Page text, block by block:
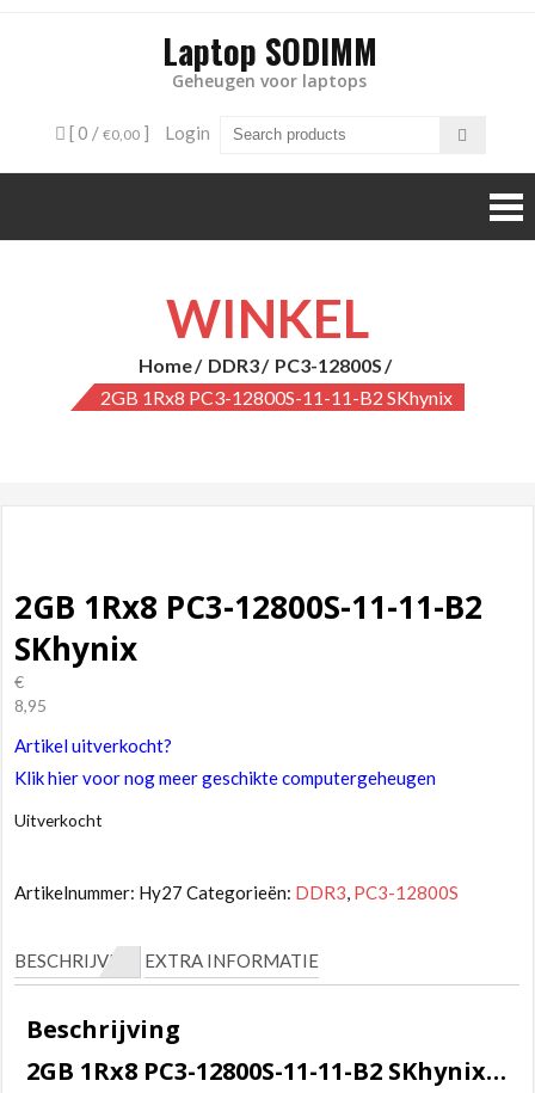
Laptop SODIMM
Geheugen voor laptops
[ 0 / €0,00 ] Login
WINKEL
Home DDR3
PC3-12800S
2GB 1Rx8 PC3-12800S-11-11-B2 SKhynix
2GB 1Rx8 PC3-12800S-11-11-B2
SKhynix
€
8,95
Artikel uitverkocht?
Klik hier voor nog meer geschikte computergeheugen
Uitverkocht
Artikelnummer: Hy27 Categorieën: DDR3, PC3-12800S
BESCHRIJVING EXTRA INFORMATIE
Beschrijving
2GB 1Rx8 PC3-12800S-11-11-B2 SKhynix Sodimm geheugen